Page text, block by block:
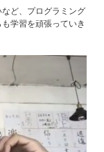
ど、プログラミング
学習を頑張っていき